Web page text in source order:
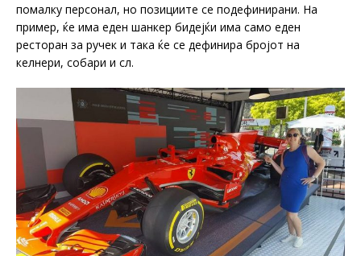
помалку персонал, но позициите се подефинирани. На
пример, ќе има еден шанкер бидејќи има само еден
ресторан за ручек и така ќе се дефинира бројот на
келнери, собари и сл.